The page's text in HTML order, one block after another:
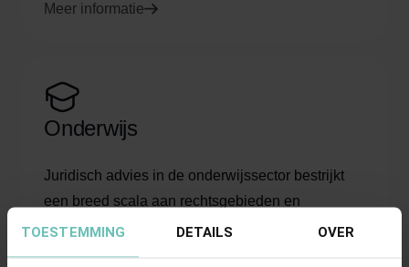
TOESTEMMING DETAILS OVER
Meer informatie
Onderwijs
Juridisch advies in de onderwijssector bestrijkt
een breed scala aan rechtsgebieden en
specialisaties die essentieel zijn voor het effectief